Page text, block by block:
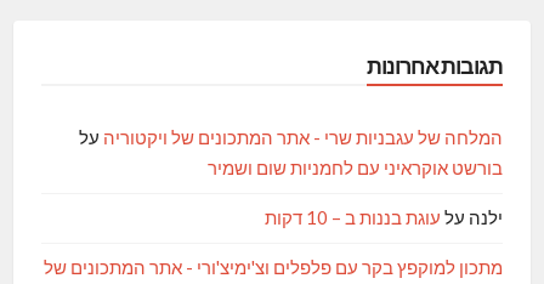
תגובות אחרונות
המלחה של עגבניות שרי - אתר המתכונים של ויקטוריה על
בורשט אוקראיני עם לחמניות שום ושמיר
ילנה על עוגת בננות ב – 10 דקות
מתכון למוקפץ בקר עם פלפלים וצ'ימיצ'ורי - אתר המתכונים של